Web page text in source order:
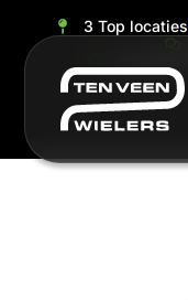
3 Top locaties